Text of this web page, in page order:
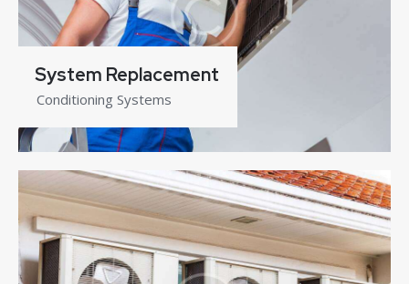
System Replacement
Conditioning Systems